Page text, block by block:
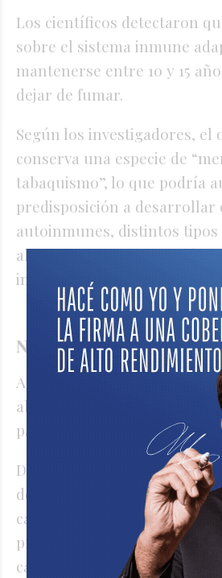
Los científicos detectaron
sobre el sistema inmune
mantenerse entre 10 y 15
dejar de fumar.
Según los investigadores, el
conserva una especie de
tabaquismo”, lo que podría
predisposición a desarrollar
autoinmunes, distintos tipos
alergias y respuestas
infecciones.
Nunca es tarde para dejar
A pesar de los efectos
abandonar el cigarrillo
para la salud desde los
De acuerdo con la OMS, a los
dejar de fumar disminuyen
cardíaca y la presión
primeras 12 horas, el nivel
carbono en sangre vuelve a